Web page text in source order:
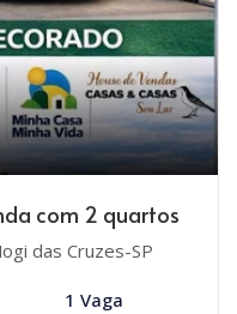
com 2 quartos
das Cruzes-SP
1 Vaga